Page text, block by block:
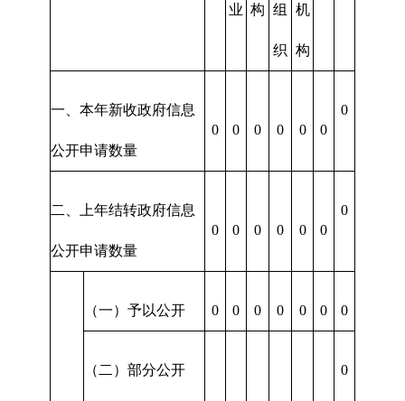
业 构 组
织
机
构
一、本年新收政府信息
公开申请数量
0 0 0 0 0 0
0
二、上年结转政府信息
公开申请数量
0 0 0 0 0 0
0
（一）予以公开 0 0 0 0 0 0 0
（二）部分公开 0